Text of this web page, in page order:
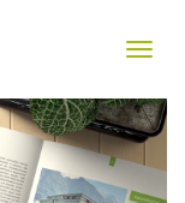
Menu